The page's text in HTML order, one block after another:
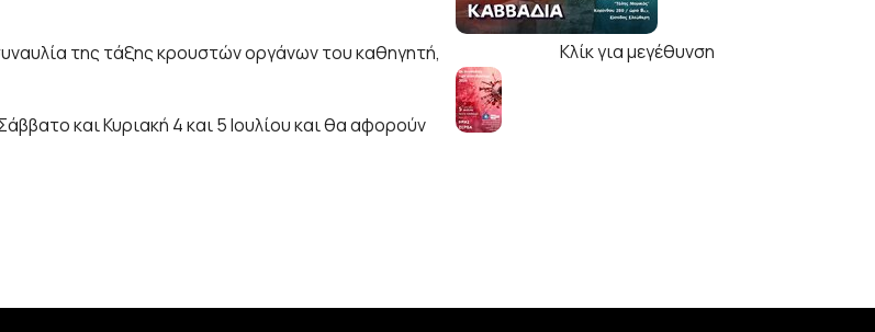
Κλίκ για μεγέθυνση
της τάξης κρουστών οργάνων του καθηγητή,
και Κυριακή 4 και 5 Ιουλίου και θα αφορούν